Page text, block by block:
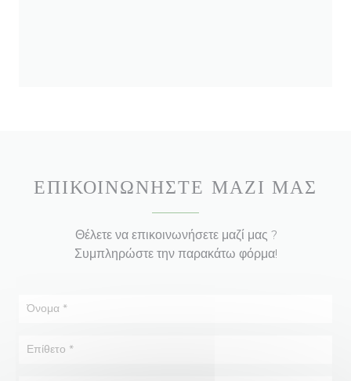
ΕΠΙΚΟΙΝΩΝΉΣΤΕ ΜΑΖΊ ΜΑΣ
Θέλετε να επικοινωνήσετε μαζί μας ?
Συμπληρώστε την παρακάτω φόρμα!